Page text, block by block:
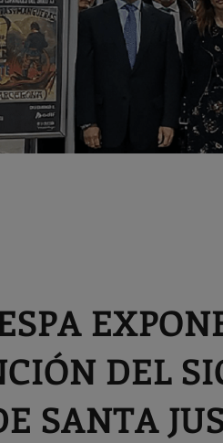
DEL
SANTA